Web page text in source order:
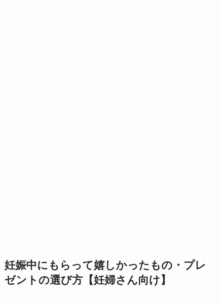
妊娠中にもらって嬉しかったもの・プレ
ゼントの選び方【妊婦さん向け】